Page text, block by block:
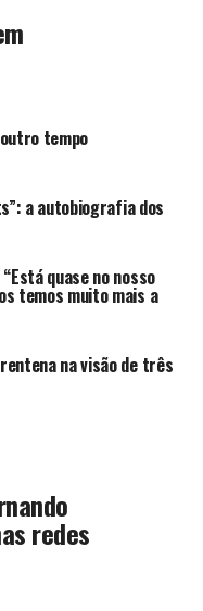
tempo
a autobiografia dos
quase no nosso
temos muito mais a
na visão de três
redes